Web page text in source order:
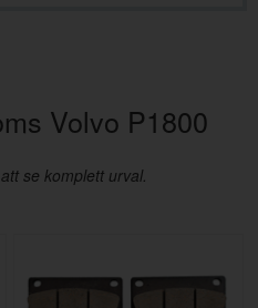
Volvo P1800
se komplett urval.